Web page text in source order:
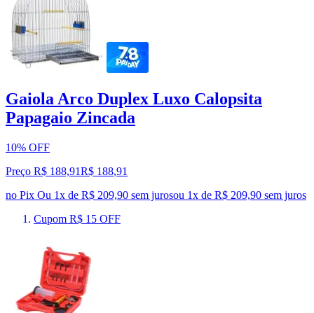
Gaiola Arco Duplex Luxo Calopsita
Papagaio Zincada
10% OFF
Preço R$ 188,91R$ 188,91
no Pix Ou 1x de R$ 209,90 sem jurosou 1x de R$ 209,90 sem juros
Cupom R$ 15 OFF